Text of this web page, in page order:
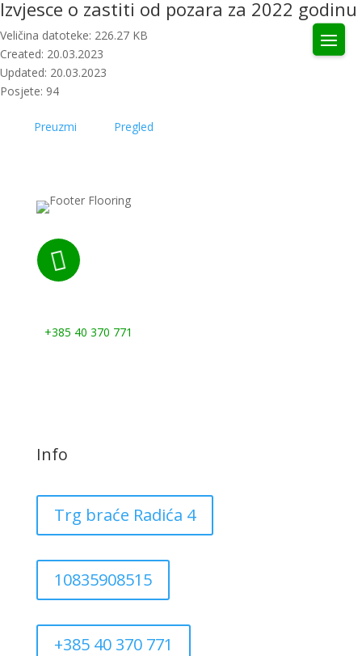
Izvjesce o zastiti od pozara za 2022 godinu
Veličina datoteke: 226.27 KB
Created: 20.03.2023
Updated: 20.03.2023
Posjete: 94
Preuzmi Pregled

+385 40 370 771
Info
Trg braće Radića 4
10835908515
+385 40 370 771